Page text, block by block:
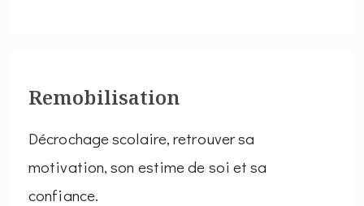
Remobilisation
Décrochage scolaire, retrouver sa
motivation, son estime de soi et sa
confiance.